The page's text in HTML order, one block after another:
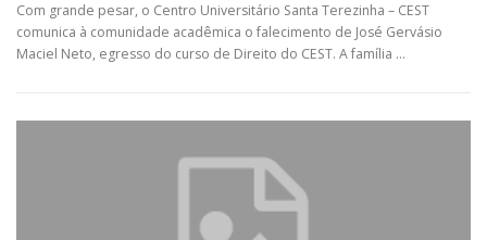
Com grande pesar, o Centro Universitário Santa Terezinha – CEST
comunica à comunidade acadêmica o falecimento de José Gervásio
Maciel Neto, egresso do curso de Direito do CEST. A família …